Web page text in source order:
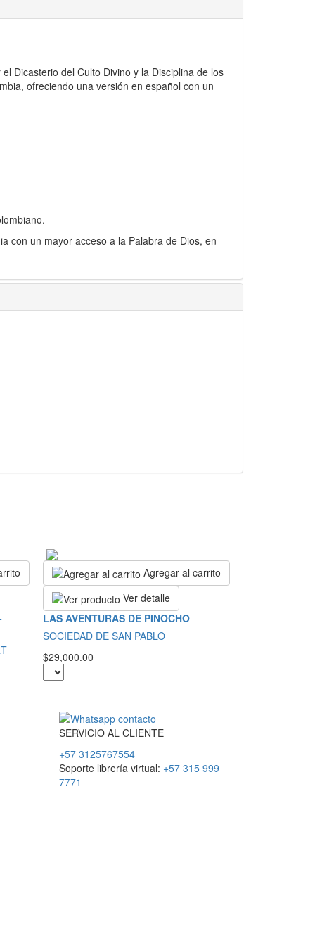
Dicasterio del Culto Divino y la Disciplina de los
ofreciendo una versión en español con un
con un mayor acceso a la Palabra de Dios, en
Agregar al carrito
Ver detalle
LAS AVENTURAS DE PINOCHO
SOCIEDAD DE SAN PABLO
$29,000.00
SERVICIOAL CLIENTE
+57 3125767554
Soporte librería virtual: +57 315 999
7771